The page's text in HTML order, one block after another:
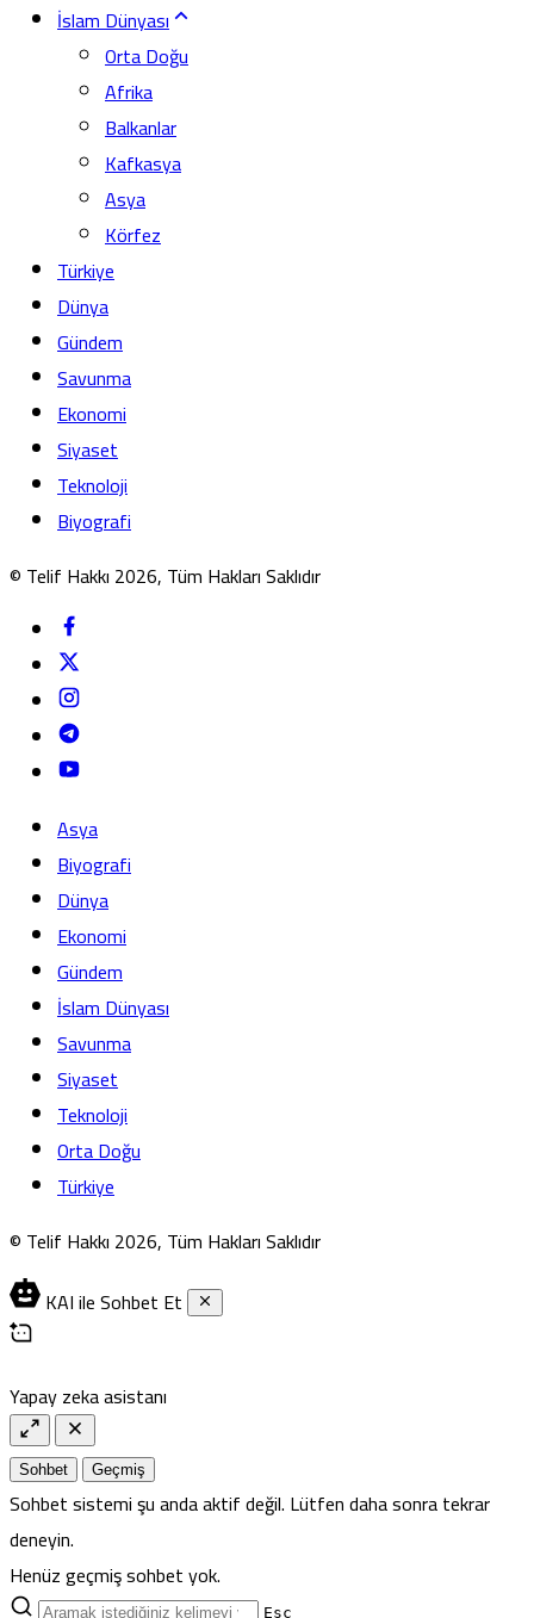
İslam Dünyası
Orta Doğu
Afrika
Balkanlar
Kafkasya
Asya
Körfez
Türkiye
Dünya
Gündem
Savunma
Ekonomi
Siyaset
Teknoloji
Biyografi
© Telif Hakkı 2026, Tüm Hakları Saklıdır
Asya
Biyografi
Dünya
Ekonomi
Gündem
İslam Dünyası
Savunma
Siyaset
Teknoloji
Orta Doğu
Türkiye
© Telif Hakkı 2026, Tüm Hakları Saklıdır
KAI ile Sohbet Et
Yapay zeka asistanı
Sohbet Geçmiş
Sohbet sistemi şu anda aktif değil. Lütfen daha sonra tekrar
deneyin.
Henüz geçmiş sohbet yok.
Esc